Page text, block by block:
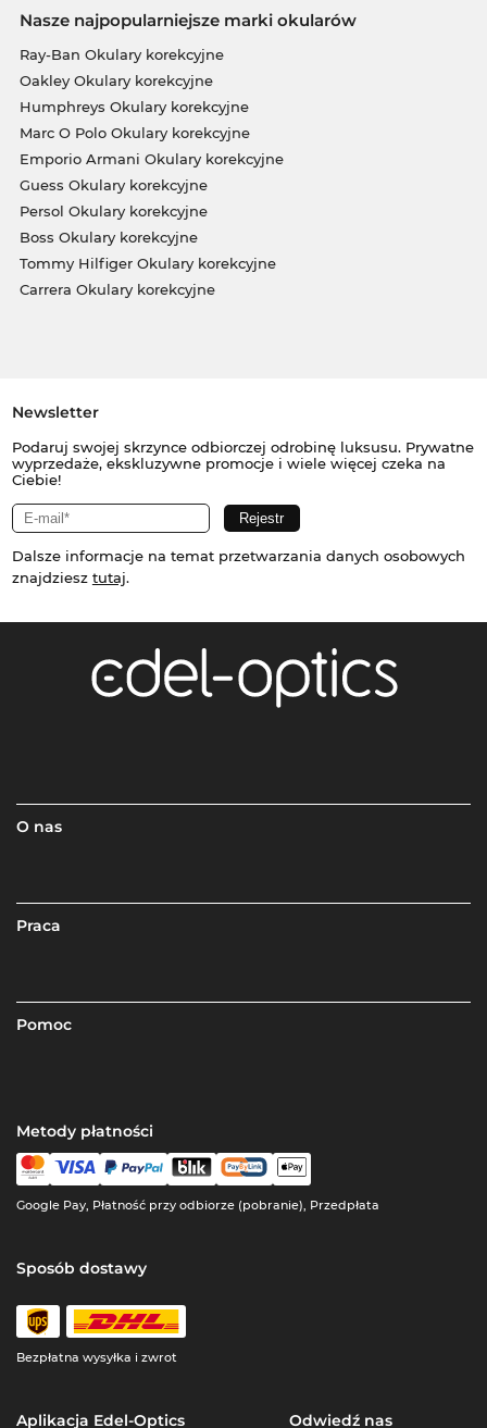
Nasze najpopularniejsze marki okularów
Ray-Ban Okulary korekcyjne
Oakley Okulary korekcyjne
Humphreys Okulary korekcyjne
Marc O Polo Okulary korekcyjne
Emporio Armani Okulary korekcyjne
Guess Okulary korekcyjne
Persol Okulary korekcyjne
Boss Okulary korekcyjne
Tommy Hilfiger Okulary korekcyjne
Carrera Okulary korekcyjne
Newsletter
Podaruj swojej skrzynce odbiorczej odrobinę luksusu. Prywatne
wyprzedaże, ekskluzywne promocje i wiele więcej czeka na
Ciebie!
Dalsze informacje na temat przetwarzania danych osobowych
znajdziesz tutaj.
O nas
Praca
Pomoc
Metody płatności
Google Pay, Płatność przy odbiorze (pobranie), Przedpłata
Sposób dostawy
Bezpłatna wysyłka i zwrot
Aplikacja Edel-Optics Odwiedź nas